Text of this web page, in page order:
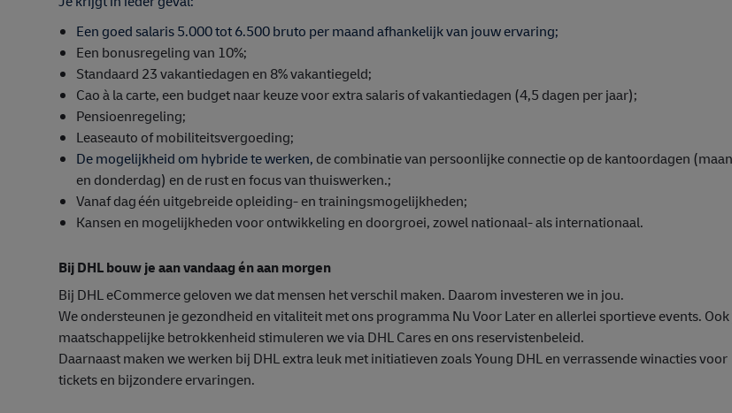
Een goed salaris 5.000 tot 6.500 bruto per maand afhankelijk van jouw ervaring;
Een bonusregeling van 10%;
Standaard 23 vakantiedagen en 8% vakantiegeld;
Cao à la carte, een budget naar keuze voor extra salaris of vakantiedagen (4,5 dagen per jaar);
Pensioenregeling;
Leaseauto of mobiliteitsvergoeding;
De mogelijkheid om hybride te werken, de combinatie van persoonlijke connectie op de kantoordagen
en donderdag) en de rust en focus van thuiswerken.;
Vanaf dag één uitgebreide opleiding- en trainingsmogelijkheden;
Kansen en mogelijkheden voor ontwikkeling en doorgroei, zowel nationaal- als internationaal.
Bij DHL bouw je aan vandaag én aan morgen
Bij DHL eCommerce geloven we dat mensen het verschil maken. Daarom investeren we in jou.
We ondersteunen je gezondheid en vitaliteit met ons programma Nu Voor Later en allerlei sportieve events.
maatschappelijke betrokkenheid stimuleren we via DHL Cares en ons reservistenbeleid.
Daarnaast maken we werken bij DHL extra leuk met initiatieven zoals Young DHL en verrassende winacties voor
tickets en bijzondere ervaringen.